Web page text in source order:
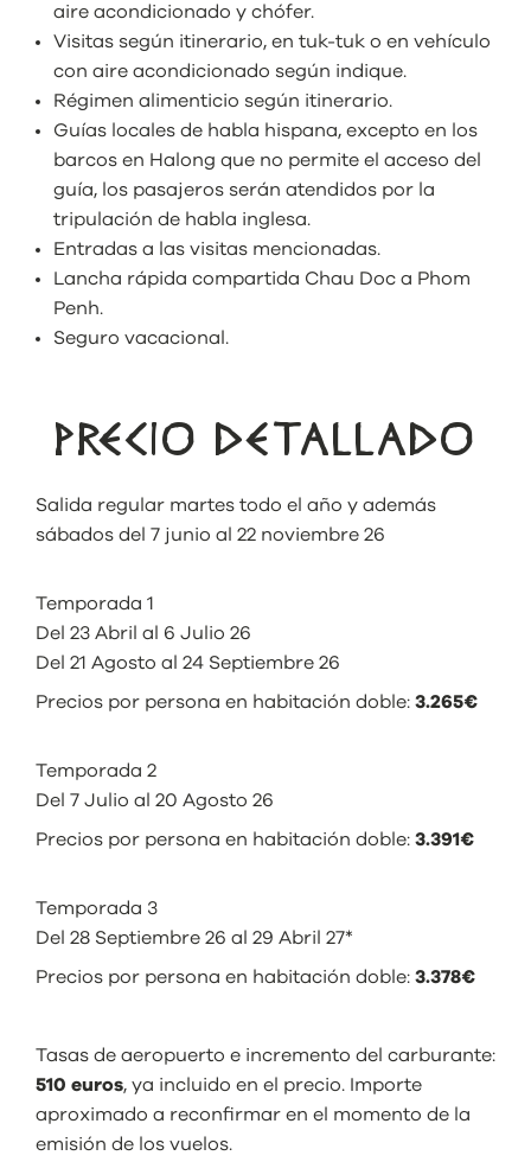
aire acondicionado y chófer.
Visitas según itinerario, en tuk-tuk o en vehículo
con aire acondicionado según indique.
Régimen alimenticio según itinerario.
Guías locales de habla hispana, excepto en los
barcos en Halong que no permite el acceso del
guía, los pasajeros serán atendidos por la
tripulación de habla inglesa.
Entradas a las visitas mencionadas.
Lancha rápida compartida Chau Doc a Phom
Penh.
Seguro vacacional.
PRECIO DETALLADO
Salida regular martes todo el año y además
sábados del 7 junio al 22 noviembre 26
Temporada 1
Del 23 Abril al 6 Julio 26
Del 21 Agosto al 24 Septiembre 26
Precios por persona en habitación doble: 3.265€
Temporada 2
Del 7 Julio al 20 Agosto 26
Precios por persona en habitación doble: 3.391€
Temporada 3
Del 28 Septiembre 26 al 29 Abril 27*
Precios por persona en habitación doble: 3.378€
Tasas de aeropuerto e incremento del carburante:
510 euros, ya incluido en el precio. Importe
aproximado a reconfirmar en el momento de la
emisión de los vuelos.